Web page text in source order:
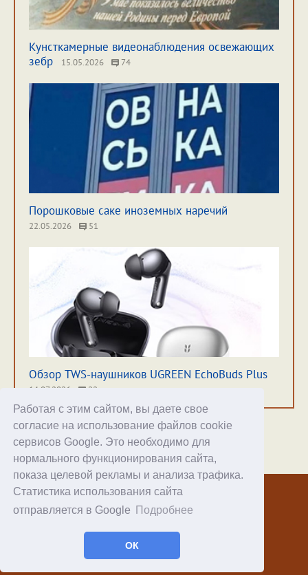
Работая с этим сайтом, вы даете свое
согласие на использование файлов cookie
сервисов Google. Это необходимо для
нормального функционирования сайта,
показа целевой рекламы и анализа трафика.
Статистика использования сайта
отправляется в Google
Подробнее
ОК
Кунсткамерные видеонаблюдения освежающих
зебр
15.05.2026 74
Порошковые саке иноземных наречий
22.05.2026 51
Обзор TWS-наушников UGREEN EchoBuds Plus
14.07.2026 22
Хостинг
© 1998–2026 Alex Exler
Facebook
RSS статей